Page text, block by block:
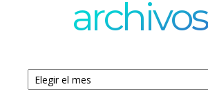
archivos
Archivos